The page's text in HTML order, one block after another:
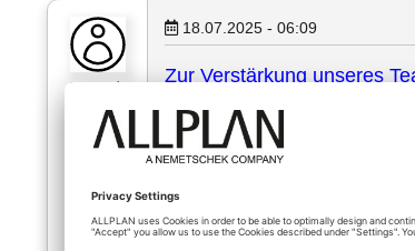
t_augustin
18.07.2025 - 06:09
Zur Verstärkung unseres
Architekt (m/w/d)
Bauzeichner, Technischer Zeichner
in unserem Büro zeichnen wir
Ihr Aufgabenbereich kann